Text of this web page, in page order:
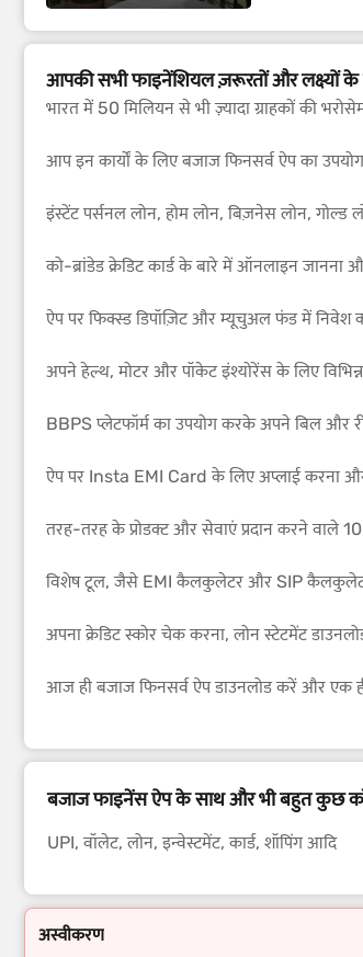
आपकी सभी फाइनेंशियल ज़रूरतों और लक्ष्यों के
भारत में 50 मिलियन से भी ज़्यादा ग्राहकों की
आप इन कार्यों के लिए बजाज फिनसर्व ऐप का
इंस्टेंट पर्सनल लोन, होम लोन, बिज़नेस लोन, गोल्ड
को-ब्रांडेड क्रेडिट कार्ड के बारे में ऑनलाइन जानना
ऐप पर फिक्स्ड डिपॉज़िट और म्यूचुअल फंड में निवेश
अपने हेल्थ, मोटर और पॉकेट इंश्योरेंस के लिए
BBPS प्लेटफॉर्म का उपयोग करके अपने बिल और
ऐप पर Insta EMI Card के लिए अप्लाई करना और
तरह-तरह के प्रोडक्ट और सेवाएं प्रदान करने वाले
विशेष टूल, जैसे EMI कैलकुलेटर और SIP कैलकुलेटर
अपना क्रेडिट स्कोर चेक करना, लोन स्टेटमेंट
आज ही बजाज फिनसर्व ऐप डाउनलोड करें और एक
बजाज फाइनेंस ऐप के साथ और भी बहुत कुछ
UPI, वॉलेट, लोन, इन्वेस्टमेंट, कार्ड, शॉपिंग आदि
अस्वीकरण